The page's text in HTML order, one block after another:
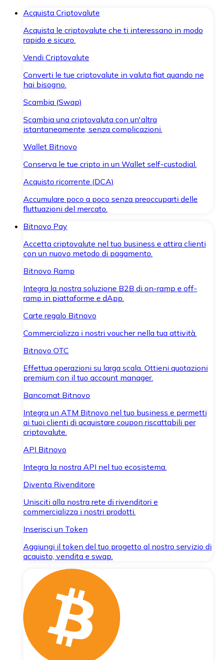
Acquista Criptovalute
Acquista le criptovalute che ti interessano in modo
rapido e sicuro.
Vendi Criptovalute
Converti le tue criptovalute in valuta fiat quando ne
hai bisogno.
Scambia (Swap)
Scambia una criptovaluta con un'altra
istantaneamente, senza complicazioni.
Wallet Bitnovo
Conserva le tue cripto in un Wallet self-custodial.
Acquisto ricorrente (DCA)
Accumulare poco a poco senza preoccuparti delle
fluttuazioni del mercato.
Bitnovo Pay
Accetta criptovalute nel tuo business e attira clienti
con un nuovo metodo di pagamento.
Bitnovo Ramp
Integra la nostra soluzione B2B di on-ramp e off-
ramp in piattaforme e dApp.
Carte regalo Bitnovo
Commercializza i nostri voucher nella tua attività.
Bitnovo OTC
Effettua operazioni su larga scala. Ottieni quotazioni
premium con il tuo account manager.
Bancomat Bitnovo
Integra un ATM Bitnovo nel tuo business e permetti
ai tuoi clienti di acquistare coupon riscattabili per
criptovalute.
API Bitnovo
Integra la nostra API nel tuo ecosistema.
Diventa Rivenditore
Unisciti alla nostra rete di rivenditori e
commercializza i nostri prodotti.
Inserisci un Token
Aggiungi il token del tuo progetto al nostro servizio di
acquisto, vendita e swap.